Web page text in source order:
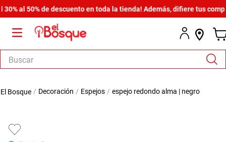
al 50% de descuento en toda la tienda! Además, difiere tus compras
Buscar
decoración espejos espejo redondo alma | negro
1.
salas
3